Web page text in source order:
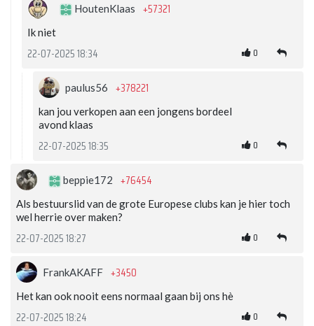
HoutenKlaas +57321
Ik niet
22-07-2025 18:34 0
paulus56 +378221
kan jou verkopen aan een jongens bordeel
avond klaas
22-07-2025 18:35 0
beppie172 +76454
Als bestuurslid van de grote Europese clubs kan je hier toch
wel herrie over maken?
22-07-2025 18:27 0
FrankAKAFF +3450
Het kan ook nooit eens normaal gaan bij ons hè
22-07-2025 18:24 0